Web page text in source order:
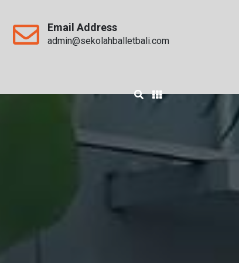
Email Address
admin@sekolahballetbali.com